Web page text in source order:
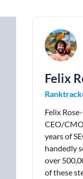
Felix
Felix
CEO/
years of
handedly
over
of these